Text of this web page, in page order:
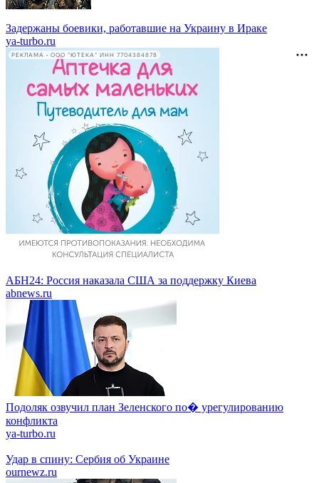
Задержаны боевики, работавшие на Украину в Ираке
ya-turbo.ru
РЕКЛАМА • ООО "ЮТЕКА" ИНН 7704384878
АБН24: Россия наказала США за поддержку Киева
abnews.ru
Подоляк озвучил план Зеленского по� урегулированию
конфликта
ya-turbo.ru
Удар в спину: Сербия об Украине
ournewz.ru